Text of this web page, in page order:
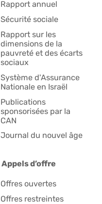
Rapport annuel
Sécurité sociale
Rapport sur les
dimensions de la
pauvreté et des écarts
sociaux
Système d'Assurance
Nationale en Israël
Publications
sponsorisées par la
CAN
Journal du nouvel âge
Appels d’offre
Offres ouvertes
Offres restreintes